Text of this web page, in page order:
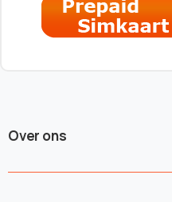
Over ons